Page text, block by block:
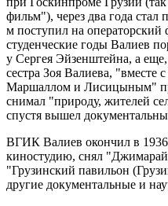
фильм"), через два года
м поступил на
студенческие годы Валиев
у Сергея Эйзенштейна, а
сестра Зоя Валиева,
Маршаллом и Лисицыным"
снимал "природу, жителей
спустя вышел
ВГИК Валиев окончил в
киностудию, снял
"Грузинский павильон
другие документальные и